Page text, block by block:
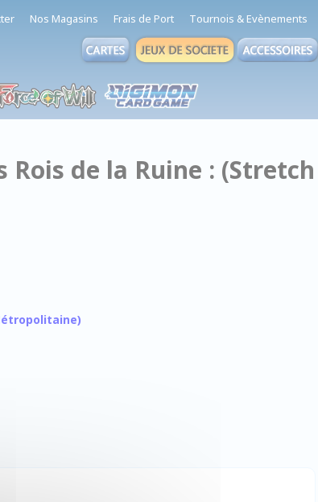
Nos Magasins Frais de Port Tournois & Evènements
de la Ruine : (Stretch